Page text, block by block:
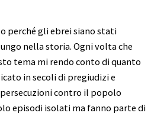
perché gli ebrei siano stati
nella storia. Ogni volta che
tema mi rendo conto di quanto
in secoli di pregiudizi e
contro il popolo
episodi isolati ma fanno parte di